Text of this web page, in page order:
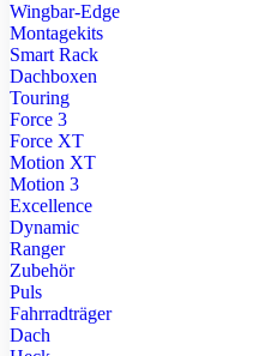
Wingbar-Edge
Montagekits
Smart Rack
Dachboxen
Touring
Force 3
Force XT
Motion XT
Motion 3
Excellence
Dynamic
Ranger
Zubehör
Puls
Fahrradträger
Dach